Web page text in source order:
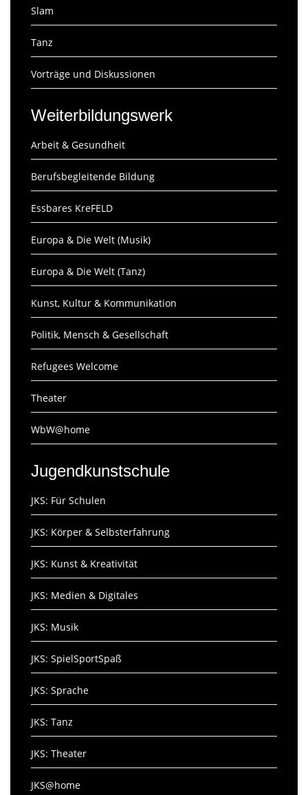
Slam
Tanz
Vorträge und Diskussionen
Weiterbildungswerk
Arbeit & Gesundheit
Berufsbegleitende Bildung
Essbares KreFELD
Europa & Die Welt (Musik)
Europa & Die Welt (Tanz)
Kunst, Kultur & Kommunikation
Politik, Mensch & Gesellschaft
Refugees Welcome
Theater
WbW@home
Jugendkunstschule
JKS: Für Schulen
JKS: Körper & Selbsterfahrung
JKS: Kunst & Kreativität
JKS: Medien & Digitales
JKS: Musik
JKS: SpielSportSpaß
JKS: Sprache
JKS: Tanz
JKS: Theater
JKS@home